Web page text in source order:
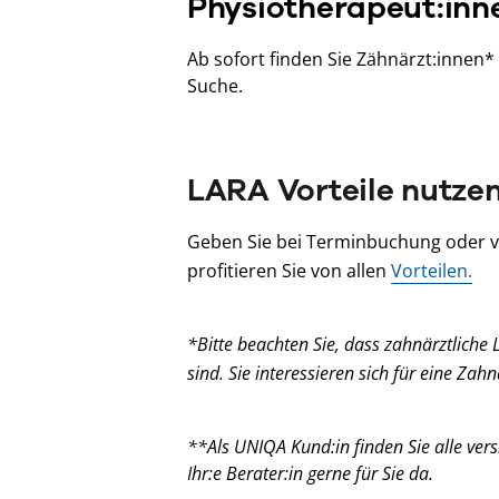
Ab sofort finden Sie
Suche.
LARA Vorteile
Geben Sie bei Terminbuchung oder
profitieren Sie von allen Vorteilen.
*Bitte beachten Sie, dass zahnärztliche
sind. Sie interessieren sich für eine
**Als UNIQA Kund:in finden Sie alle
Ihr:e Berater:in gerne für Sie da.